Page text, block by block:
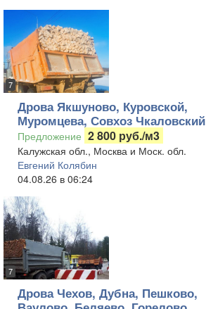
7
Дрова Якшуново, Куровской,
Муромцева, Совхоз Чкаловский
Предложение 2 800 руб./м3
Калужская обл., Москва и Моск. обл.
Евгений Колябин
04.08.26 в 06:24
7
Дрова Чехов, Дубна, Пешково,